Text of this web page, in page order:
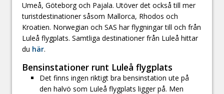
Umeå, Göteborg och Pajala. Utöver det också till mer
turistdestinationer såsom Mallorca, Rhodos och
Kroatien. Norwegian och SAS har flygningar till och från
Luleå flygplats. Samtliga destinationer från Luleå hittar
du här.
Bensinstationer runt Luleå flygplats
Det finns ingen riktigt bra bensinstation ute på
den halvö som Luleå flygplats ligger på. Men